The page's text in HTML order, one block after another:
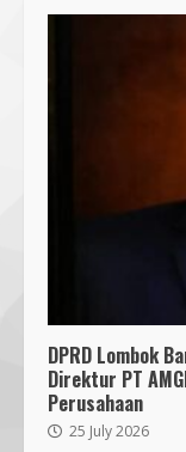
DPRD Lombok
Direktur PT
Perusahaan
25 July 2026